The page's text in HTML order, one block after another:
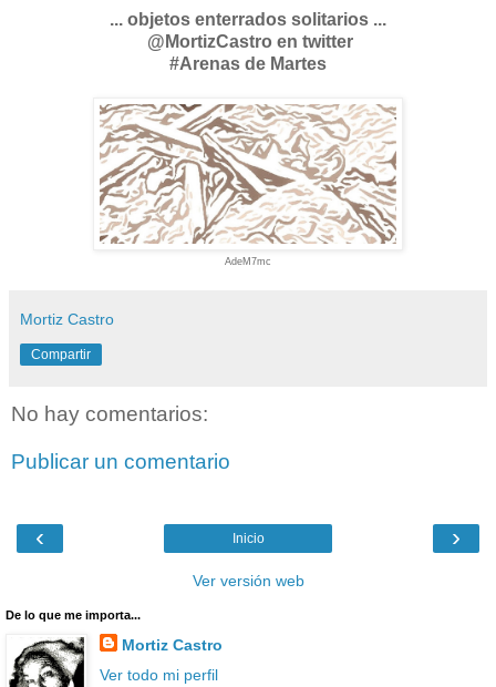
... objetos enterrados solitarios ...
@MortizCastro en twitter
#Arenas de Martes
AdeM7mc
Mortiz Castro
Compartir
No hay comentarios:
Publicar un comentario
‹ ›
Inicio
Ver versión web
De lo que me importa...
Mortiz Castro
Ver todo mi perfil